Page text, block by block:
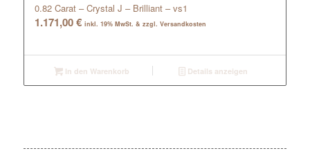
0.82 Carat – Crystal J – Brilliant – vs1
1.171,00€ inkl. 19% MwSt. & zzgl. Versandkosten
In den Warenkorb Details anzeigen